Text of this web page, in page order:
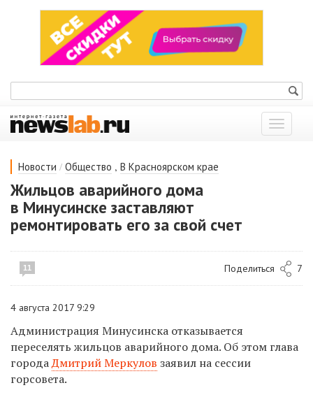
Показать
меню
Новости / Общество , В Красноярском крае
Жильцов аварийного дома
в Минусинске заставляют
ремонтировать его за свой счет
11 Поделиться 7
4 августа 2017 9:29
Администрация Минусинска отказывается
переселять жильцов аварийного дома. Об этом глава
городаДмитрий Меркулов заявил на сессии
горсовета.